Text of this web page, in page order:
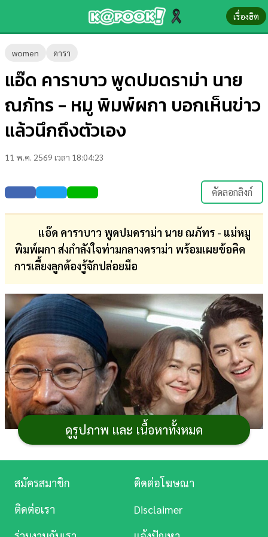
เรื่องฮิต
women ดารา
แอ๊ด คาราบาว พูดปมดราม่า นาย
ณภัทร - หมู พิมพ์ผกา บอกเห็นข่าว
แล้วนึกถึงตัวเอง
11 พ.ค. 2569 เวลา 18:04:23
คัดลอกลิงก์
แอ๊ด คาราบาว พูดปมดราม่า นาย ณภัทร - แม่หมู
พิมพ์ผกา ส่งกำลังใจท่ามกลางดราม่า พร้อมเผยข้อคิด
การเลี้ยงลูกต้องรู้จักปล่อยมือ
ดูรูปภาพ และ เนื้อหาทั้งหมด
ข่าว-
ความ
รู้
บันเทิง
ตรวจ
หวย
บอล
สด
เงิน
การ
ศึกษา
บันเทิง
ดู
หนัง
สมัครสมาชิก
ติดต่อโฆษณา
ติดต่อเรา
Disclaimer